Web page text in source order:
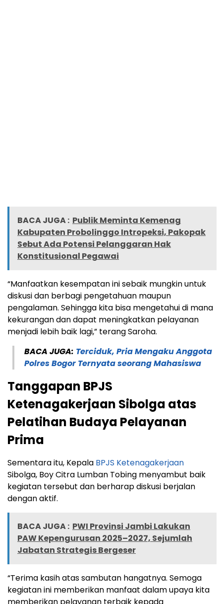
BACA JUGA : Publik Meminta Kemenag
Kabupaten Probolinggo Intropeksi, Pakopak
Sebut Ada Potensi Pelanggaran Hak
Konstitusional Pegawai
“Manfaatkan kesempatan ini sebaik mungkin untuk
diskusi dan berbagi pengetahuan maupun
pengalaman. Sehingga kita bisa mengetahui di mana
kekurangan dan dapat meningkatkan pelayanan
menjadi lebih baik lagi,” terang Saroha.
BACA JUGA: Terciduk, Pria Mengaku Anggota
Polres Bogor Ternyata seorang Mahasiswa
Tanggapan BPJS
Ketenagakerjaan Sibolga atas
Pelatihan Budaya Pelayanan
Prima
Sementara itu, Kepala BPJS Ketenagakerjaan
Sibolga, Boy Citra Lumban Tobing menyambut baik
kegiatan tersebut dan berharap diskusi berjalan
dengan aktif.
BACA JUGA : PWI Provinsi Jambi Lakukan
PAW Kepengurusan 2025–2027, Sejumlah
Jabatan Strategis Bergeser
“Terima kasih atas sambutan hangatnya. Semoga
kegiatan ini memberikan manfaat dalam upaya kita